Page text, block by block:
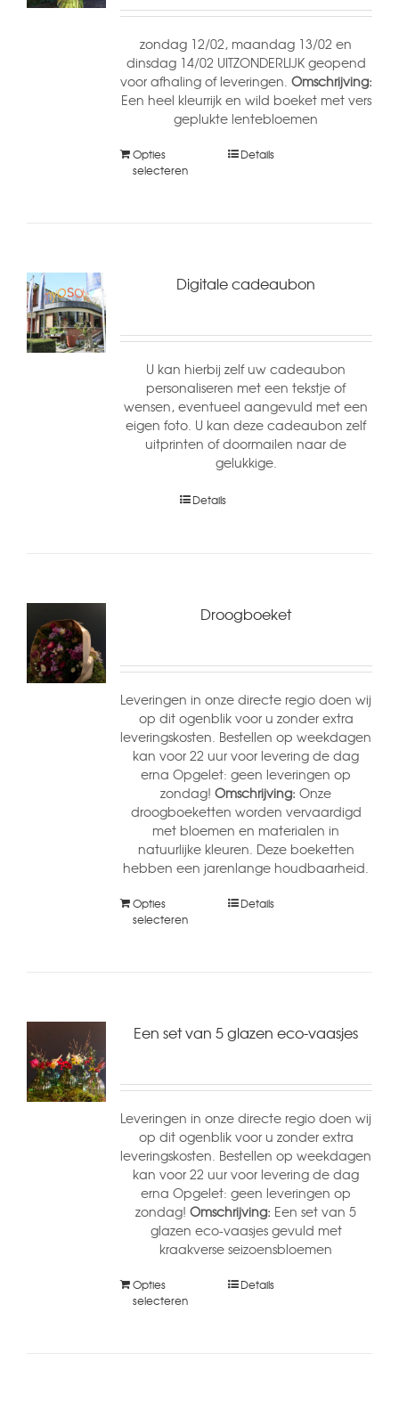
zondag 12/02, maandag 13/02 en
dinsdag 14/02 UITZONDERLIJK geopend
voor afhaling of leveringen. Omschrijving:
Een heel kleurrijk en wild boeket met vers
geplukte lentebloemen
Opties
selecteren
Details
Digitale cadeaubon
U kan hierbij zelf uw cadeaubon
personaliseren met een tekstje of
wensen, eventueel aangevuld met een
eigen foto. U kan deze cadeaubon zelf
uitprinten of doormailen naar de
gelukkige.
Details
Droogboeket
Leveringen in onze directe regio doen wij
op dit ogenblik voor u zonder extra
leveringskosten. Bestellen op weekdagen
kan voor 22 uur voor levering de dag
erna Opgelet: geen leveringen op
zondag!Omschrijving: Onze
droogboeketten worden vervaardigd
met bloemen en materialen in
natuurlijke kleuren. Deze boeketten
hebben een jarenlange houdbaarheid.
Opties
selecteren
Details
Een set van 5 glazen eco-vaasjes
Leveringen in onze directe regio doen wij
op dit ogenblik voor u zonder extra
leveringskosten. Bestellen op weekdagen
kan voor 22 uur voor levering de dag
erna Opgelet: geen leveringen op
zondag!Omschrijving: Een set van 5
glazen eco-vaasjes gevuld met
kraakverse seizoensbloemen
Opties
selecteren
Details